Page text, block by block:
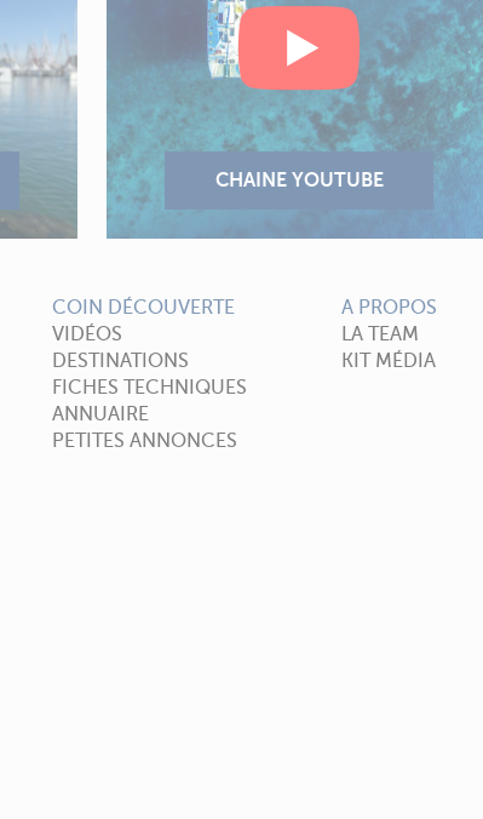
COIN DÉCOUVERTE
VIDÉOS
DESTINATIONS
FICHES TECHNIQUES
ANNUAIRE
PETITES ANNONCES
A PROPOS
LA TEAM
KIT MÉDIA